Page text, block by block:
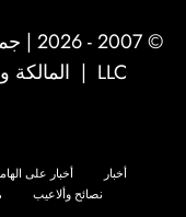
© 2007 - 2026 | جميع الحقوق محفوظة لشركة
LLC | المالكة
أخبار أخبار على
نصائح وألاعيب